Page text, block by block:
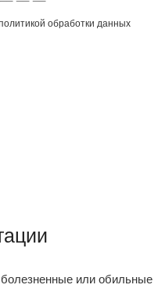
обработки данных
или обильные